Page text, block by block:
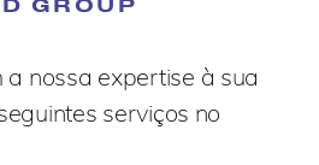
nossa expertise à sua
serviços no